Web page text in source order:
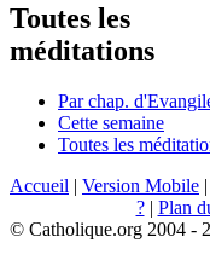
Toutes les
méditations
Par chap.
Cette semaine
Toutes les
Accueil | Version Mobile |
?| Plan
© Catholique.org 2004 -